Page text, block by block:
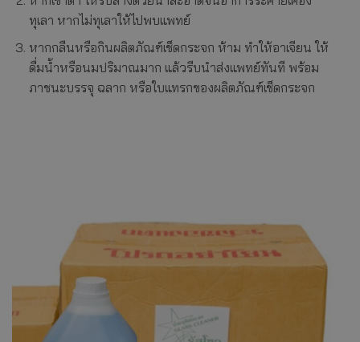
ทุเลา หากไม่ทุเลาให้ไปพบแพทย์
หากกลืนหรือกินผลิตภัณฑ์เช็ดกระจก ห้าม ทำให้อาเจียน ให้
ดื่มน้ำหรือนมปริมาณมาก แล้วรีบนำส่งแพทย์ทันที พร้อม
ภาชนะบรรจุ ฉลาก หรือใบแทรกของผลิตภัณฑ์เช็ดกระจก